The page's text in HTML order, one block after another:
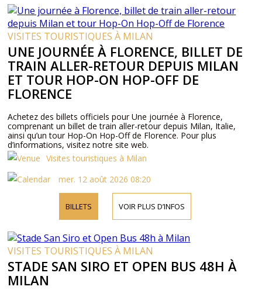
VISITES TOURISTIQUES À MILAN
UNE JOURNÉE À FLORENCE, BILLET DE
TRAIN ALLER-RETOUR DEPUIS MILAN
ET TOUR HOP-ON HOP-OFF DE
FLORENCE
Achetez des billets officiels pour Une journée à Florence,
comprenant un billet de train aller-retour depuis Milan, Italie,
ainsi qu’un tour Hop-On Hop-Off de Florence. Pour plus
d’informations, visitez notre site web.
Visites touristiques à Milan
mer. 12 août 2026 08:20
BILLETS VOIR PLUS D’INFOS
VISITES TOURISTIQUES À MILAN
STADE SAN SIRO ET OPEN BUS 48H À
MILAN